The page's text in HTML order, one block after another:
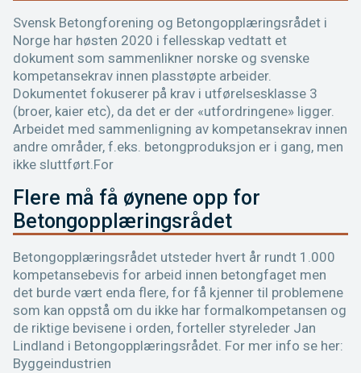
Svensk Betongforening og Betongopplæringsrådet i
Norge har høsten 2020 i fellesskap vedtatt et
dokument som sammenlikner norske og svenske
kompetansekrav innen plasstøpte arbeider.
Dokumentet fokuserer på krav i utførelsesklasse 3
(broer, kaier etc), da det er der «utfordringene» ligger.
Arbeidet med sammenligning av kompetansekrav innen
andre områder, f.eks. betongproduksjon er i gang, men
ikke sluttført.For
Flere må få øynene opp for
Betongopplæringsrådet
Betongopplæringsrådet utsteder hvert år rundt 1.000
kompe­tansebevis for arbeid innen betongfaget men
det burde vært enda flere, for få kjenner til problemene
som kan oppstå om du ikke har formalkompetansen og
de riktige bevisene i orden, forteller styreleder Jan
Lindland i Betong­opp­læringsrådet. For mer info se her:
Byggeindustrien